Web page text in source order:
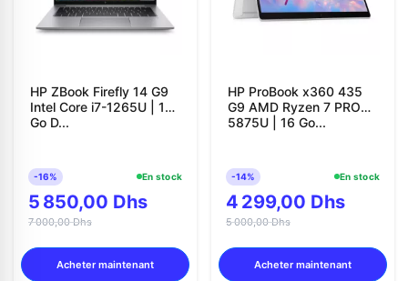
HP ZBook Firefly 14 G9
Intel Core i7-1265U | 16
Go D...
-16% En stock
5 850,00 Dhs
7 000,00 Dhs
Acheter maintenant
HP ProBook x360 435
G9 AMD Ryzen 7 PRO
5875U | 16 Go...
-14% En stock
4 299,00 Dhs
5 000,00 Dhs
Acheter maintenant